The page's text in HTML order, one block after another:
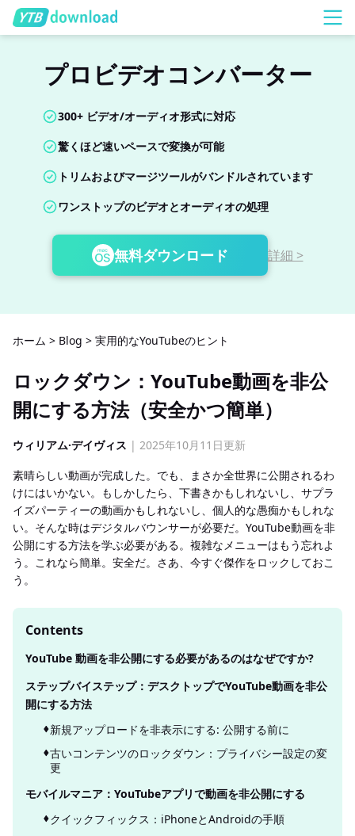
プロビデオコンバーター
300+ ビデオ/オーディオ形式に対応
驚くほど速いペースで変換が可能
トリムおよびマージツールがバンドルされています
ワンストップのビデオとオーディオの処理
無料ダウンロード 詳細 >
ホーム > Blog > 実用的なYouTubeのヒント
ロックダウン：YouTube動画を非公
開にする方法（安全かつ簡単）
ウィリアム·デイヴィス | 2025年10月11日更新
素晴らしい動画が完成した。でも、まさか全世界に公開されるわ
けにはいかない。もしかしたら、下書きかもしれないし、サプラ
イズパーティーの動画かもしれないし、個人的な愚痴かもしれな
い。そんな時はデジタルバウンサーが必要だ。YouTube動画を非
公開にする方法を学ぶ必要がある。複雑なメニューはもう忘れよ
う。これなら簡単。安全だ。さあ、今すぐ傑作をロックしておこ
う。
Contents
YouTube 動画を非公開にする必要があるのはなぜですか?
ステップバイステップ：デスクトップでYouTube動画を非公
開にする方法
新規アップロードを非表示にする: 公開する前に
古いコンテンツのロックダウン：プライバシー設定の変
更
モバイルマニア：YouTubeアプリで動画を非公開にする
クイックフィックス：iPhoneとAndroidの手順